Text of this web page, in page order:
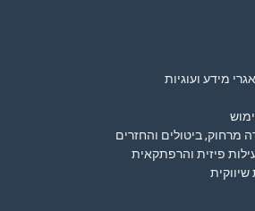
מידע ועוגיות
מרחוק, ביטולים והחזרים
פיזית והרפתקאית
שיווקית